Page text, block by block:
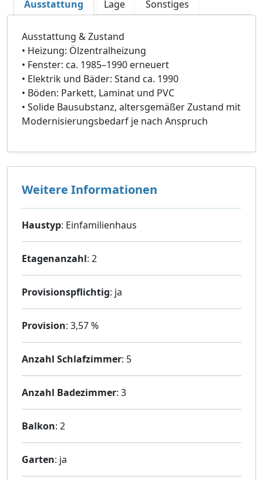
Ausstattung Lage Sonstiges
Ausstattung & Zustand
• Heizung: Ölzentralheizung
• Fenster: ca. 1985–1990 erneuert
• Elektrik und Bäder: Stand ca. 1990
• Böden: Parkett, Laminat und PVC
• Solide Bausubstanz, altersgemäßer Zustand mit
Modernisierungsbedarf je nach Anspruch
Weitere Informationen
Haustyp: Einfamilienhaus
Etagenanzahl: 2
Provisionspflichtig: ja
Provision: 3,57 %
Anzahl Schlafzimmer: 5
Anzahl Badezimmer: 3
Balkon: 2
Garten: ja